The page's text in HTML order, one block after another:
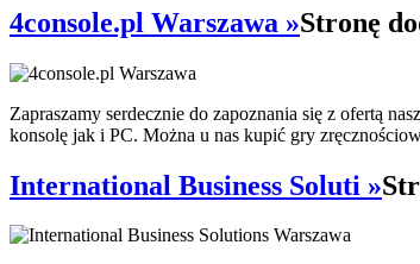
4console.pl Warszawa »Stronę
Zapraszamy serdecznie do zapoznania się z ofertą
konsolę jak i PC. Można u nas kupić gry
International Business Soluti »